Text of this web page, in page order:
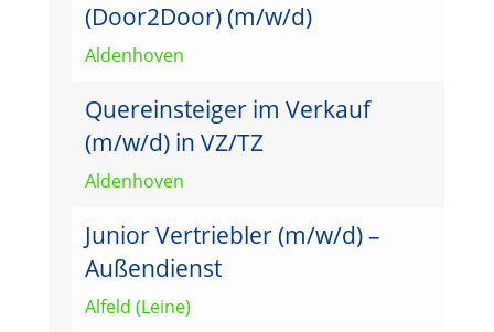
(Door2Door) (m/w/d)
Aldenhoven
Quereinsteiger im Verkauf
(m/w/d) in VZ/TZ
Aldenhoven
Junior Vertriebler (m/w/d) –
Außendienst
Alfeld (Leine)